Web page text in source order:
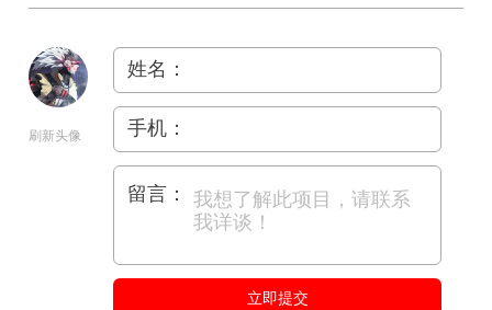
刷新头像
姓名：
手机：
留言：
立即提交